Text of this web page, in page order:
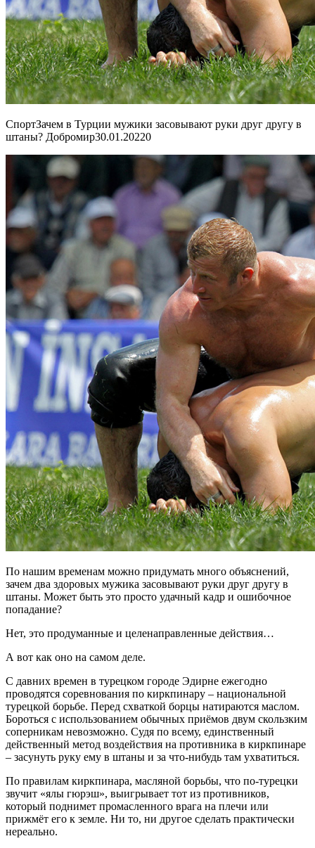
СпортЗачем в Турции мужики засовывают руки друг другу в
штаны? Добромир30.01.20220
По нашим временам можно придумать много объяснений,
зачем два здоровых мужика засовывают руки друг другу в
штаны. Может быть это просто удачный кадр и ошибочное
попадание?
Нет, это продуманные и целенаправленные действия…
А вот как оно на самом деле.
С давних времен в турецком городе Эдирне ежегодно
проводятся соревнования по киркпинару – национальной
турецкой борьбе. Перед схваткой борцы натираются маслом.
Бороться с использованием обычных приёмов двум скользким
соперникам невозможно. Судя по всему, единственный
действенный метод воздействия на противника в киркпинаре
– засунуть руку ему в штаны и за что-нибудь там ухватиться.
По правилам киркпинара, масляной борьбы, что по-турецки
звучит «ялы гюрэш», выигрывает тот из противников,
который поднимет промасленного врага на плечи или
прижмёт его к земле. Ни то, ни другое сделать практически
нереально.